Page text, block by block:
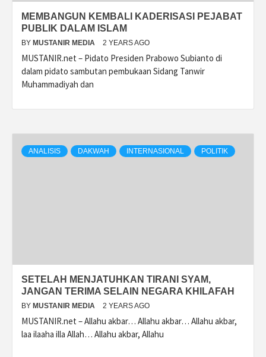
MEMBANGUN KEMBALI KADERISASI PEJABAT
PUBLIK DALAM ISLAM
BY MUSTANIR MEDIA 2 YEARS AGO
MUSTANIR.net – Pidato Presiden Prabowo Subianto di
dalam pidato sambutan pembukaan Sidang Tanwir
Muhammadiyah dan
ANALISIS DAKWAH INTERNASIONAL POLITIK
SETELAH MENJATUHKAN TIRANI SYAM,
JANGAN TERIMA SELAIN NEGARA KHILAFAH
BY MUSTANIR MEDIA 2 YEARS AGO
MUSTANIR.net – Allahu akbar… Allahu akbar… Allahu akbar,
laa ilaaha illa Allah… Allahu akbar, Allahu